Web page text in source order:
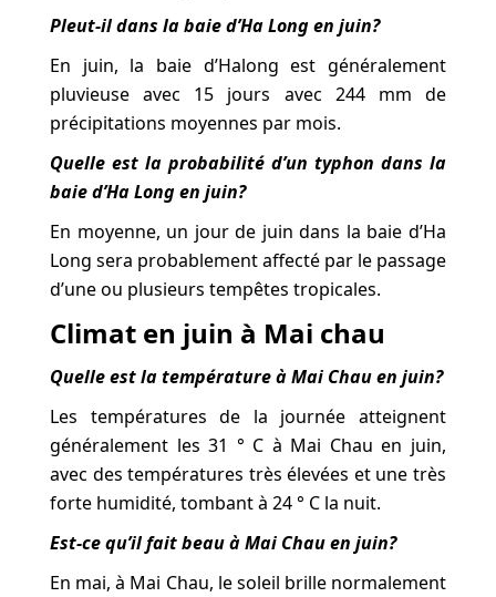
Pleut-il dans la baie d’Ha Long en juin?
En juin, la baie d’Halong est généralement
pluvieuse avec 15 jours avec 244 mm de
précipitations moyennes par mois.
Quelle est la probabilité d’un typhon dans la
baie d’Ha Long en juin?
En moyenne, un jour de juin dans la baie d’Ha
Long sera probablement affecté par le passage
d’une ou plusieurs tempêtes tropicales.
Climat en juin à Mai chau
Quelle est la température à Mai Chau en juin?
Les températures de la journée atteignent
généralement les 31 ° C à Mai Chau en juin,
avec des températures très élevées et une très
forte humidité, tombant à 24 ° C la nuit.
Est-ce qu’il fait beau à Mai Chau en juin?
En mai, à Mai Chau, le soleil brille normalement